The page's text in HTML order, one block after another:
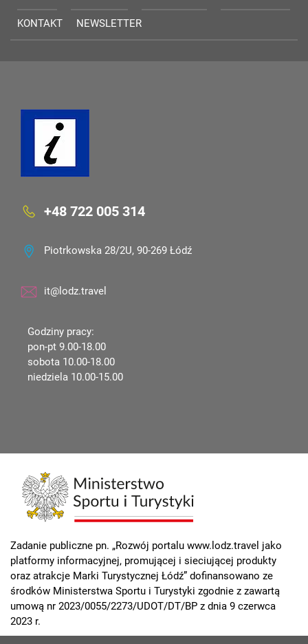
KONTAKT NEWSLETTER
+48 722 005 314
Piotrkowska 28/2U, 90-269 Łódź
it@lodz.travel
Godziny pracy:
pon-pt 9.00-18.00
sobota 10.00-18.00
niedziela 10.00-15.00
Zadanie publiczne pn. „Rozwój portalu www.lodz.travel jako
platformy informacyjnej, promującej i sieciującej produkty
oraz atrakcje Marki Turystycznej Łódź” dofinansowano ze
środków Ministerstwa Sportu i Turystyki zgodnie z zawartą
umową nr 2023/0055/2273/UDOT/DT/BP z dnia 9 czerwca
2023 r.